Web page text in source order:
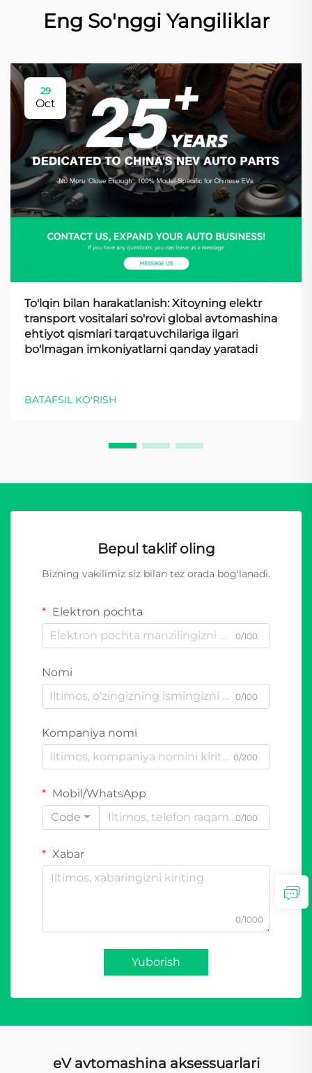
Eng So'nggi Yangiliklar
29
Oct
To'lqin bilan harakatlanish: Xitoyning elektr
transport vositalari so'rovi global avtomashina
ehtiyot qismlari tarqatuvchilariga ilgari
bo'lmagan imkoniyatlarni qanday yaratadi
BATAFSIL KO'RISH
Bepul taklif oling
Bizning vakilimiz siz bilan tez orada bog'lanadi.
Elektron pochta
0/100
Nomi
0/100
Kompaniya nomi
0/200
Mobil/WhatsApp
Code
0/100
Xabar
0/1000
Yuborish
eV avtomashina aksessuarlari